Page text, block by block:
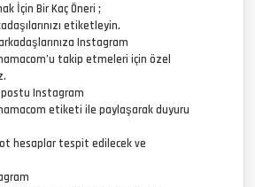
İçin Bir Kaç Öneri ;
etiketleyin.
Instagram
takip etmeleri için özel
Instagram
etiketi ile paylaşarak duyuru
hesaplar tespit edilecek ve